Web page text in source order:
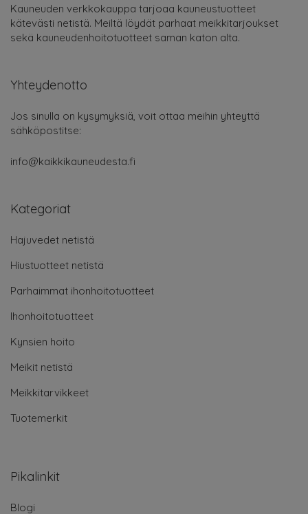
Kauneuden verkkokauppa tarjoaa kauneustuotteet
kätevästi netistä. Meiltä löydät parhaat meikkitarjoukset
sekä kauneudenhoitotuotteet saman katon alta.
Yhteydenotto
Jos sinulla on kysymyksiä, voit ottaa meihin yhteyttä
sähköpostitse:
info@kaikkikauneudesta.fi
Kategoriat
Hajuvedet netistä
Hiustuotteet netistä
Parhaimmat ihonhoitotuotteet
Ihonhoitotuotteet
Kynsien hoito
Meikit netistä
Meikkitarvikkeet
Tuotemerkit
Pikalinkit
Blogi